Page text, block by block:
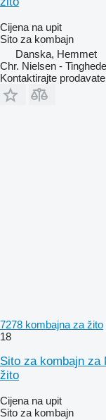
Cijena na upit
Sito za kombajn
Danska, Hemmet
Chr. Nielsen -
Kontaktirajte
7278 kombajna za žito
18
Sito za kombajn za
žito
Cijena na upit
Sito za kombajn